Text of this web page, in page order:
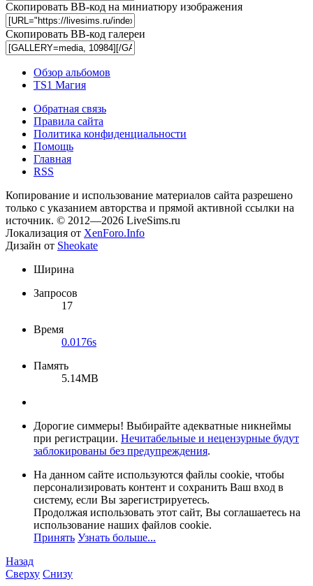
Скопировать BB-код на миниатюру изображения
Скопировать BB-код галереи
Обзор альбомов
TS1 Магия
Обратная связь
Правила сайта
Политика конфиденциальности
Помощь
Главная
RSS
Копирование и использование материалов сайта разрешено
только с указанием авторства и прямой активной ссылки на
источник. © 2012—2026 LiveSims.ru
Локализация от XenForo.Info
Дизайн от Sheokate
Ширина
Запросов
17
Время
0.0176s
Память
5.14MB
Дорогие симмеры! Выбирайте адекватные никнеймы
при регистрации. Нечитабельные и нецензурные будут
заблокированы без предупреждения.
На данном сайте используются файлы cookie, чтобы
персонализировать контент и сохранить Ваш вход в
систему, если Вы зарегистрируетесь.
Продолжая использовать этот сайт, Вы соглашаетесь на
использование наших файлов cookie.
Принять Узнать больше...
Назад
Сверху Снизу